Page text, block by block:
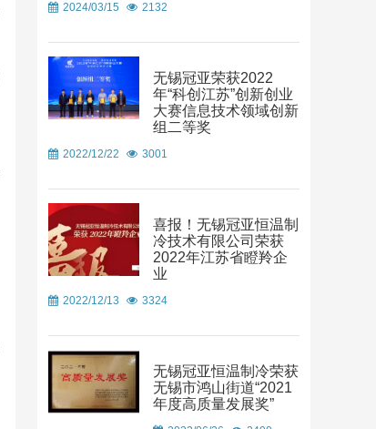
2024/03/15 2132
无锡冠亚荣获2022
年“科创江苏”创新创业
大赛信息技术领域创新
组二等奖
2022/12/22 3001
喜报！无锡冠亚恒温制
冷技术有限公司荣获
2022年江苏省瞪羚企
业
2022/12/13 3324
无锡冠亚恒温制冷荣获
无锡市鸿山街道“2021
年度高质量发展奖”